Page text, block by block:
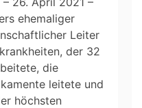
ehemaliger
Leiter
der 32
die
leitete und
höchsten